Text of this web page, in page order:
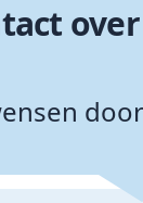
door